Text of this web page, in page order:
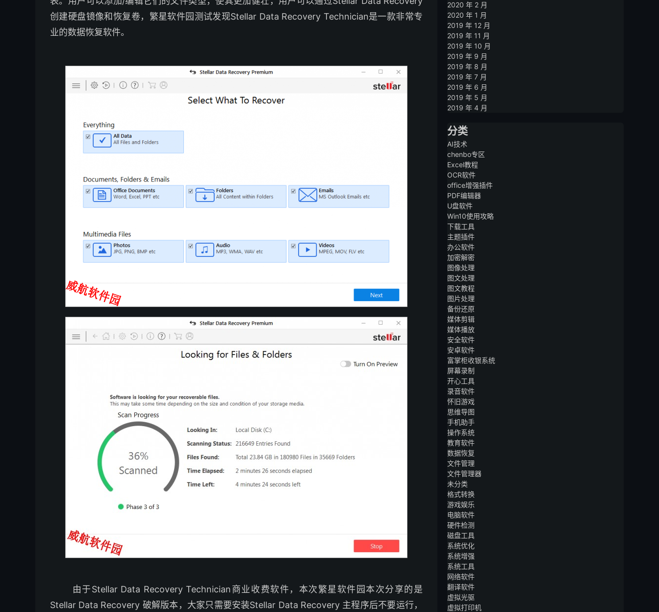
创建硬盘镜像和恢复卷，繁星软件园测试发现Stellar Data Recovery Technician是一款非常专
业的数据恢复软件。
由于Stellar Data Recovery Technician商业收费软件，本次繁星软件园本次分享的是
Stellar Data Recovery 破解版本，大家只需要安装Stellar Data Recovery 主程序后不要运行，
2020 年 2 月
2020 年 1 月
2019 年 12 月
2019 年 11 月
2019 年 10 月
2019 年 9 月
2019 年 8 月
2019 年 7 月
2019 年 6 月
2019 年 5 月
2019 年 4 月
分类
AI技术
chenbo专区
Excel教程
OCR软件
office增强插件
PDF编辑器
U盘软件
Win10使用攻略
下载工具
主题插件
办公软件
加密解密
图像处理
图文处理
图文教程
图片处理
备份还原
媒体剪辑
媒体播放
安全软件
安卓软件
富掌柜收银系统
屏幕录制
开心工具
录音软件
怀旧游戏
思维导图
手机助手
操作系统
教育软件
数据恢复
文件管理
文件管理器
未分类
格式转换
游戏娱乐
电脑软件
硬件检测
磁盘工具
系统优化
系统增强
系统工具
网络软件
翻译软件
虚拟光驱
虚拟打印机